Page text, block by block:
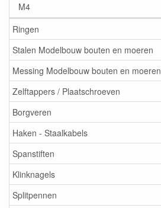
M4
Ringen
Stalen Modelbouw bouten en moeren
Messing Modelbouw bouten en moeren
Zelftappers / Plaatschroeven
Borgveren
Haken - Staalkabels
Spanstiften
Klinknagels
Splitpennen